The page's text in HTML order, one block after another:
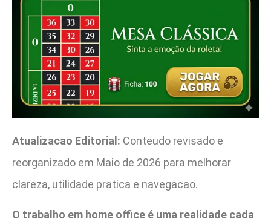
Atualizacao Editorial: Conteudo revisado e
reorganizado em Maio de 2026 para melhorar
clareza, utilidade pratica e navegacao.
O trabalho em home office é uma realidade cada